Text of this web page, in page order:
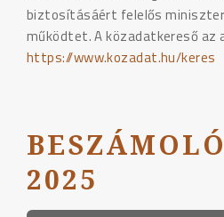
biztosításáért felelős
működtet. A közadatkereső az
https://www.kozadat.hu/keres
2025